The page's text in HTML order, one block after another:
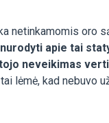
netinkamomis oro
apie tai
neveikimas
lėmė, kad nebuvo